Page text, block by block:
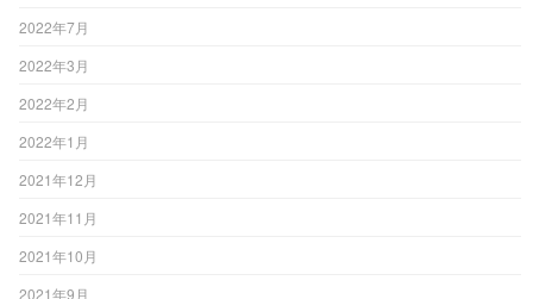
2022年7月
2022年3月
2022年2月
2022年1月
2021年12月
2021年11月
2021年10月
2021年9月